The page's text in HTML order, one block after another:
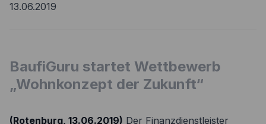
Kontakt
13.06.2019
BaufiGuru startet Wettbewerb
„Wohnkonzept der Zukunft“
(Rotenburg, 13.06.2019) Der Finanzdienstleister